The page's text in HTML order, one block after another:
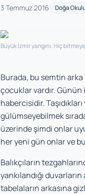
3 Temmuz 2016 Doğa
Büyük İzmir yangını. Hiç
Burada, bu semtin
çocuklar vardır. Günün
habercisidir.
gülümseyebilmek
üzerinde şimdi onlar
her yeni gün onlar ve
Balıkçıların
yankılandığı
tabelaların arkasına